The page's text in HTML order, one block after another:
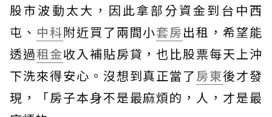
股市波動太大，因此拿部分資金到台中西
屯、 中科附近買了兩間小套房出租，希望能
透過租金收入補貼房貸，也比股票每天上沖
下洗來得安心。沒想到真正當了房東後才發
現，「房子本身不是最麻煩的，人，才是最